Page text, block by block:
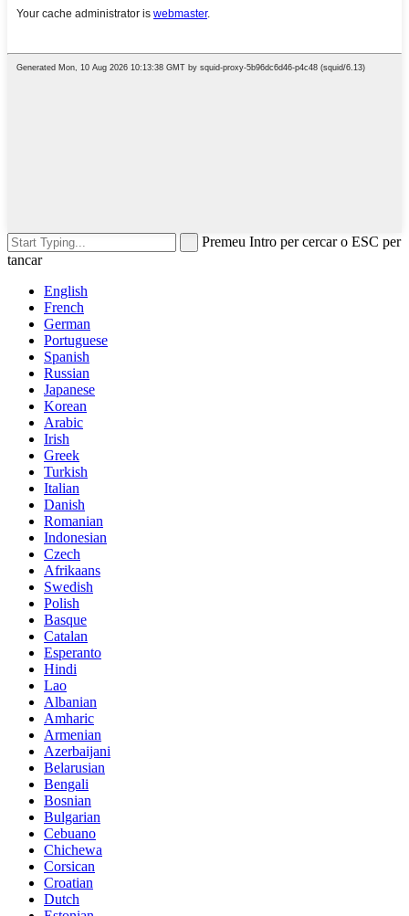
Premeu Intro per cercar o ESC per
tancar
English
French
German
Portuguese
Spanish
Russian
Japanese
Korean
Arabic
Irish
Greek
Turkish
Italian
Danish
Romanian
Indonesian
Czech
Afrikaans
Swedish
Polish
Basque
Catalan
Esperanto
Hindi
Lao
Albanian
Amharic
Armenian
Azerbaijani
Belarusian
Bengali
Bosnian
Bulgarian
Cebuano
Chichewa
Corsican
Croatian
Dutch